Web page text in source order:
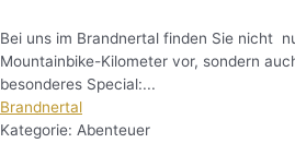
Bei uns im Brandnertal finden Sie nicht
Mountainbike-Kilometer vor, sondern
besonderes Special:...
Brandnertal
Kategorie: Abenteuer